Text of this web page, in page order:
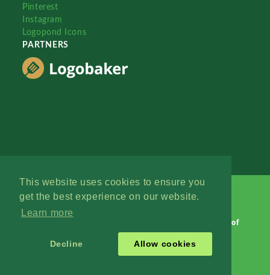
This website uses cookies to ensure you
get the best experience on our website.
Learn more
Decline Allow cookies
Pinterest
Instagram
Logopond Icons
PARTNERS
Terms of